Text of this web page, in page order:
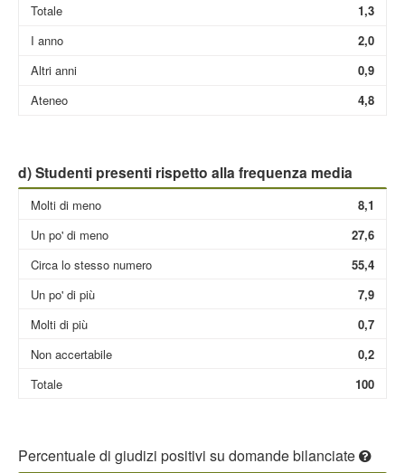
Totale
I anno
Altri anni
Ateneo
1,3
2,0
0,9
4,8
d) Studenti presenti rispetto alla frequenza media
Molti di meno
Un po' di meno
Circa lo stesso numero
Un po' di più
Molti di più
Non accertabile
Totale
8,1
27,6
55,4
7,9
0,7
0,2
100
Percentuale di giudizi positivi su domande bilanciate